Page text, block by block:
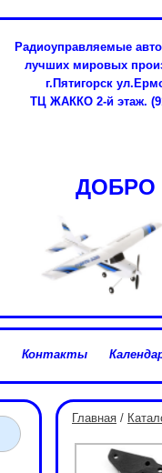
Радиоуправляемые
лучших мировых
г.Пятигорск
ТЦ ЖАККО 2-й этаж.
Контакты
Главная /